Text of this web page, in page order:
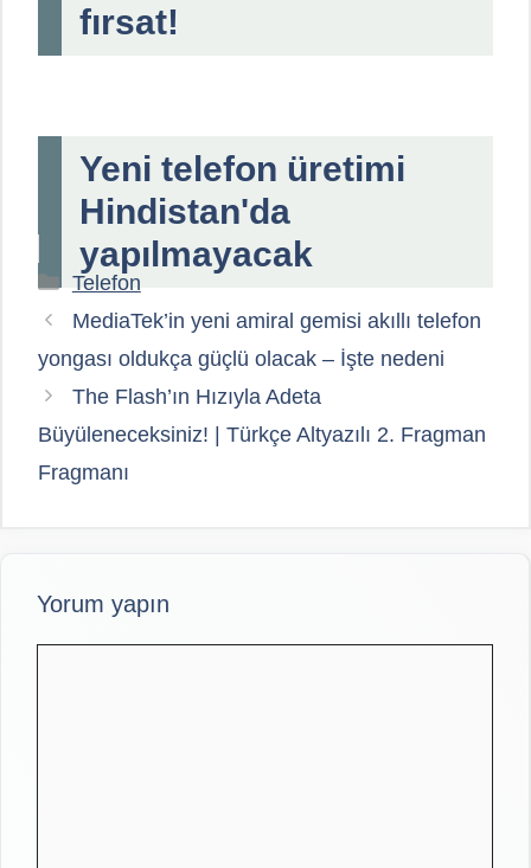
fırsat!
Yeni telefon üretimi
Hindistan'da
yapılmayacak
Kategoriler
Telefon
MediaTek’in yeni amiral gemisi akıllı telefon
yongası oldukça güçlü olacak – İşte nedeni
The Flash’ın Hızıyla Adeta
Büyüleneceksiniz! | Türkçe Altyazılı 2. Fragman
Fragmanı
Yorum yapın